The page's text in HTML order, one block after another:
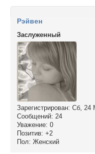
Рэйвен
Заслуженный
Зарегистрирован: Сб, 24
Сообщений: 24
Уважение: 0
Позитив: +2
Пол: Женский